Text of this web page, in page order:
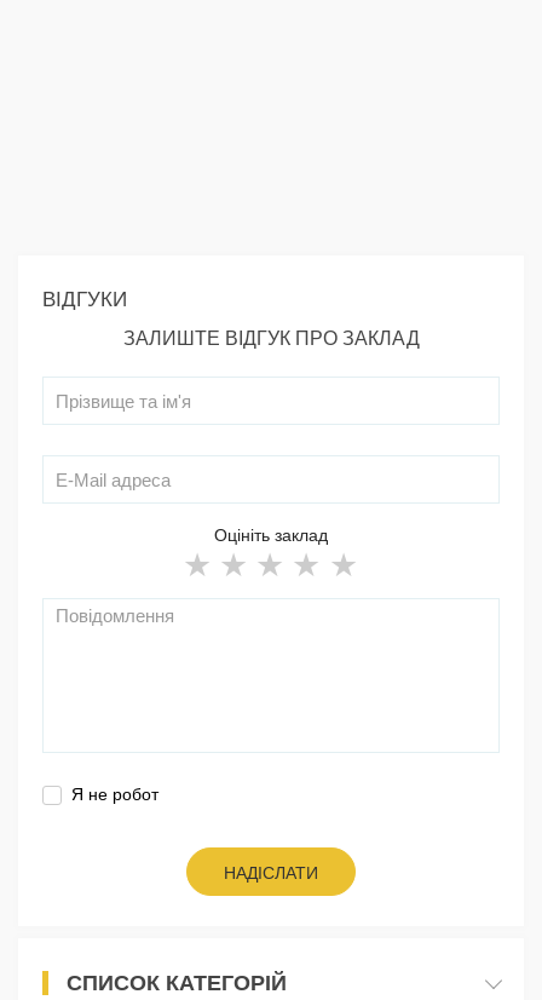
ВІДГУКИ
ЗАЛИШТЕ ВІДГУК ПРО ЗАКЛАД
Оцініть заклад
Я не робот
НАДІСЛАТИ
СПИСОК КАТЕГОРІЙ